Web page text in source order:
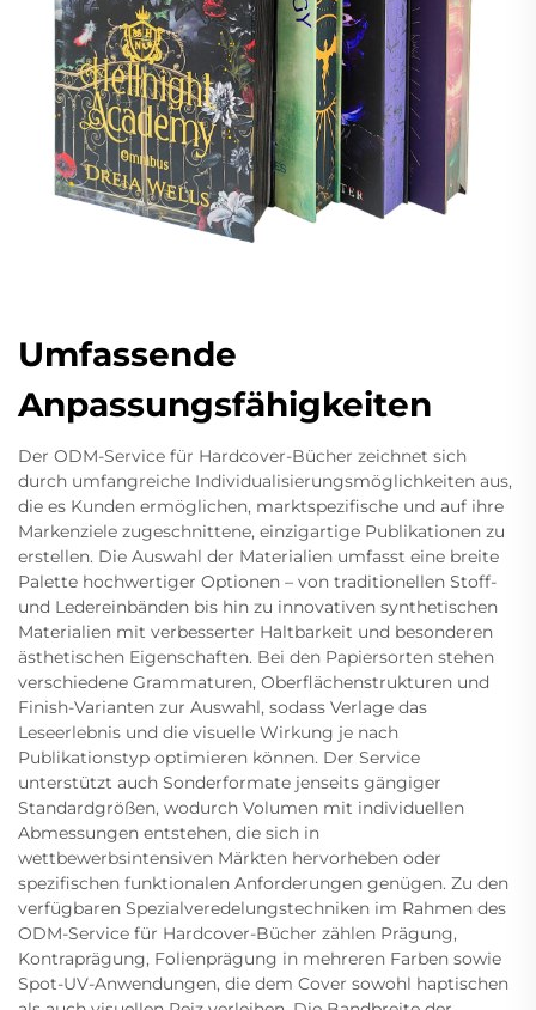
Umfassende
Anpassungsfähigkeiten
Der ODM-Service für Hardcover-Bücher zeichnet sich
durch umfangreiche Individualisierungsmöglichkeiten aus,
die es Kunden ermöglichen, marktspezifische und auf ihre
Markenziele zugeschnittene, einzigartige Publikationen zu
erstellen. Die Auswahl der Materialien umfasst eine breite
Palette hochwertiger Optionen – von traditionellen Stoff-
und Ledereinbänden bis hin zu innovativen synthetischen
Materialien mit verbesserter Haltbarkeit und besonderen
ästhetischen Eigenschaften. Bei den Papiersorten stehen
verschiedene Grammaturen, Oberflächenstrukturen und
Finish-Varianten zur Auswahl, sodass Verlage das
Leseerlebnis und die visuelle Wirkung je nach
Publikationstyp optimieren können. Der Service
unterstützt auch Sonderformate jenseits gängiger
Standardgrößen, wodurch Volumen mit individuellen
Abmessungen entstehen, die sich in
wettbewerbsintensiven Märkten hervorheben oder
spezifischen funktionalen Anforderungen genügen. Zu den
verfügbaren Spezialveredelungstechniken im Rahmen des
ODM-Service für Hardcover-Bücher zählen Prägung,
Kontraprägung, Folienprägung in mehreren Farben sowie
Spot-UV-Anwendungen, die dem Cover sowohl haptischen